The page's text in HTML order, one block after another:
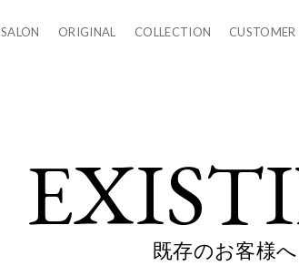
SALON ORIGINAL COLLECTION CUSTOMER
既存のお客様へ